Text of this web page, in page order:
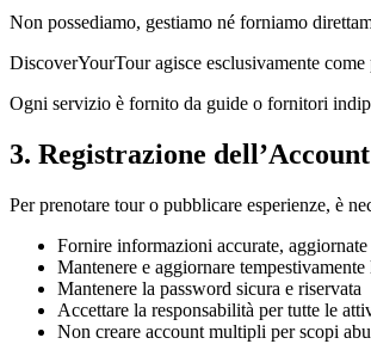
Non possediamo, gestiamo né forniamo
DiscoverYourTour agisce esclusivamente
Ogni servizio è fornito da guide o fornitori
3. Registrazione dell’Account
Per prenotare tour o pubblicare esperienze, è
Fornire informazioni accurate,
Mantenere e aggiornare
Mantenere la password sicura e riservata
Accettare la responsabilità per tutte le
Non creare account multipli per scopi